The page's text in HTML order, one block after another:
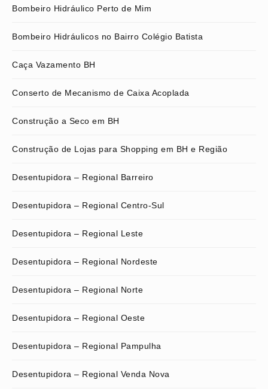
Bombeiro Hidráulico Perto de Mim
Bombeiro Hidráulicos no Bairro Colégio Batista
Caça Vazamento BH
Conserto de Mecanismo de Caixa Acoplada
Construção a Seco em BH
Construção de Lojas para Shopping em BH e Região
Desentupidora – Regional Barreiro
Desentupidora – Regional Centro-Sul
Desentupidora – Regional Leste
Desentupidora – Regional Nordeste
Desentupidora – Regional Norte
Desentupidora – Regional Oeste
Desentupidora – Regional Pampulha
Desentupidora – Regional Venda Nova